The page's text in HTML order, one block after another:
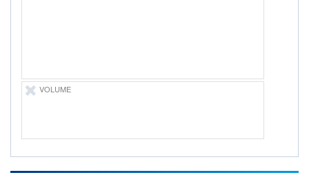
ÉLIGIBILITÉ
VOLUME